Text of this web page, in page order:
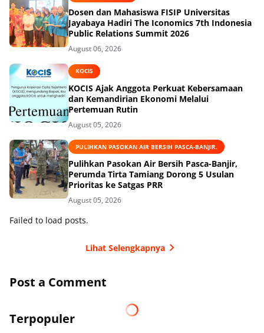
Dosen dan Mahasiswa FISIP Universitas
Jayabaya Hadiri The Iconomics 7th Indonesia
Public Relations Summit 2026
August 06, 2026
KOCIS
KOCIS Ajak Anggota Perkuat Kebersamaan
dan Kemandirian Ekonomi Melalui
Pertemuan Rutin
August 05, 2026
PULIHKAN PASOKAN AIR BERSIH PASCA-BANJIR.
Pulihkan Pasokan Air Bersih Pasca-Banjir,
Perumda Tirta Tamiang Dorong 5 Usulan
Prioritas ke Satgas PRR
August 05, 2026
Failed to load posts.
Lihat Selengkapnya
Post a Comment
Terpopuler